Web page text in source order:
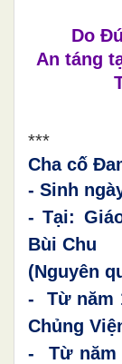
Do
An táng
***
Cha cố
- Sinh
- Tại:
Bùi Chu
(Nguyên
- Từ năm
Chủng
- Từ năm